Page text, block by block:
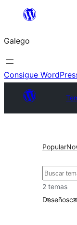
Saltar
contido
Galego
Consigue
Popular
Buscar
2 temas
Deseños